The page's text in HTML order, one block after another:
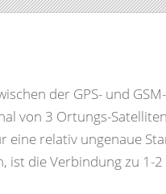
der GPS- und
von 3 Ortungs-
eine relativ ungenaue
die Verbindung zu 1-2